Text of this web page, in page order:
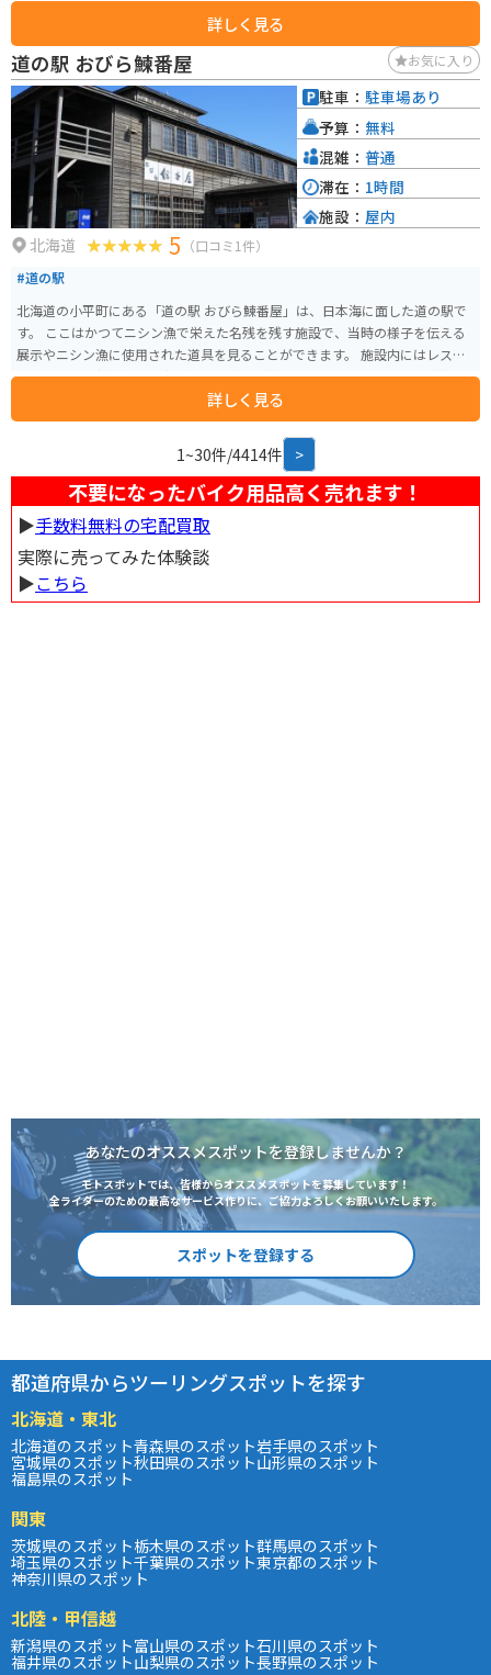
詳しく見る
道の駅 おびら鰊番屋 お気に入り
北海道 5 （口コミ1件）
#道の駅
北海道の小平町にある「道の駅 おびら鰊番屋」は、日本海に面した道の駅で
す。 ここはかつてニシン漁で栄えた名残を残す施設で、当時の様子を伝える
展示やニシン漁に使用された道具を見ることができます。 施設内にはレスト
ランもあり、新鮮な魚介類を使った料理が楽しめます。特に、ニシンの親子
丼や焼き魚定食が人気です。また、売店では地元産の海産物の加工品や、お
土産なども販売しています。 バイクで訪れる場合、日本海沿いの道路を走行
することになり、景色が良いのでおすすめです。駐車場も広々としているの
で、休憩場所としても最適です。
詳しく見る
駐車： 駐車場あり
予算： 無料
混雑： 普通
滞在： 1時間
施設： 屋内
1~30件/4414件 >
不要になったバイク用品高く売れます！
▶︎手数料無料の宅配買取
実際に売ってみた体験談
▶︎こちら
あなたのオススメスポットを登録しませんか？
モトスポットでは、皆様からオススメスポットを募集しています！
全ライダーのための最高なサービス作りに、ご協力よろしくお願いいたします。
スポットを登録する
都道府県からツーリングスポットを探す
北海道・東北
北海道のスポット青森県のスポット岩手県のスポット
宮城県のスポット秋田県のスポット山形県のスポット
福島県のスポット
関東
茨城県のスポット栃木県のスポット群馬県のスポット
埼玉県のスポット千葉県のスポット東京都のスポット
神奈川県のスポット
北陸・甲信越
新潟県のスポット富山県のスポット石川県のスポット
福井県のスポット山梨県のスポット長野県のスポット